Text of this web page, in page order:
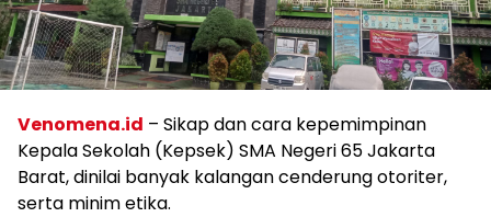
Venomena.id – Sikap dan cara kepemimpinan
Kepala Sekolah (Kepsek) SMA Negeri 65 Jakarta
Barat, dinilai banyak kalangan cenderung otoriter,
serta minim etika.